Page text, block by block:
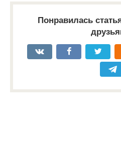
Понравилась